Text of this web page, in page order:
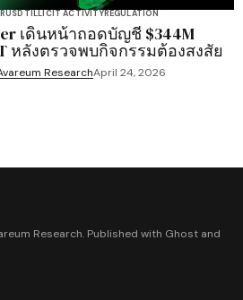
USDT ILLICIT ACTIVITYREGULATION
เดินหน้าถอดบัญชี $344M
หลังตรวจพบกิจกรรมต้องสงสัย
ResearchApril 24, 2026
Research. Published with Ghost and